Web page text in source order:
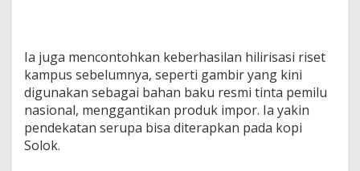
Ia juga mencontohkan keberhasilan hilirisasi riset
kampus sebelumnya, seperti gambir yang kini
digunakan sebagai bahan baku resmi tinta pemilu
nasional, menggantikan produk impor. Ia yakin
pendekatan serupa bisa diterapkan pada kopi
Solok.